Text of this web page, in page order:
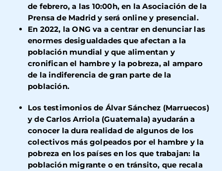
de febrero, a las 10:00h, en la Asociación de la
Prensa de Madrid y será online y presencial.
En 2022, la ONGva a centrar en denunciar las
enormes desigualdades que afectan a la
población mundial y que alimentan y
cronifican el hambre y la pobreza, al amparo
de la indiferencia de gran parte de la
población.
Los testimonios de Álvar Sánchez (Marruecos)
y de Carlos Arriola (Guatemala)ayudarán a
conocer la dura realidad de algunos de los
colectivos más golpeados por el hambre y la
pobreza en los países en los que trabajan: la
población migrante o en tránsito, que recala